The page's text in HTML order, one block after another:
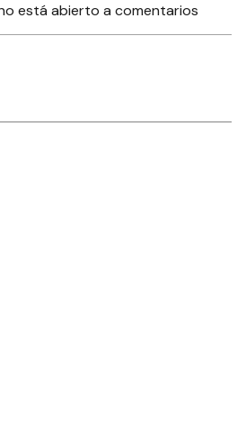
está abierto a comentarios